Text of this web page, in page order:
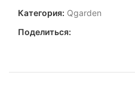
Категория: Qgarden
Поделиться: